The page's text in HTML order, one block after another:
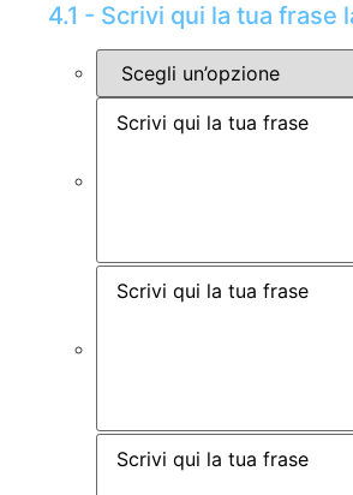
4.1 - Scrivi qui la tua frase